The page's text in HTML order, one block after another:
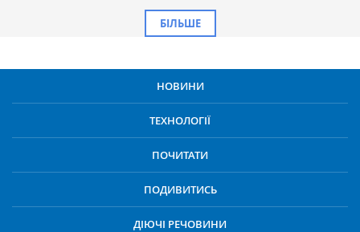
БІЛЬШЕ
НОВИНИ
ТЕХНОЛОГІЇ
ПОЧИТАТИ
ПОДИВИТИСЬ
ДІЮЧІ РЕЧОВИНИ